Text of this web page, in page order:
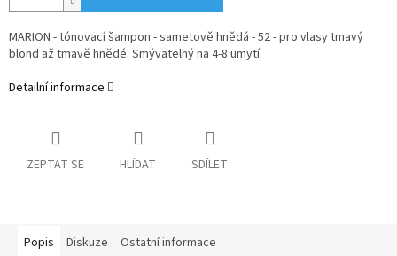
MARION - tónovací šampon - sametově hnědá - 52 - pro vlasy tmavý
blond až tmavě hnědé. Smývatelný na 4-8 umytí.
Detailní informace
ZEPTAT SE HLÍDAT SDÍLET
Popis Diskuze Ostatní informace